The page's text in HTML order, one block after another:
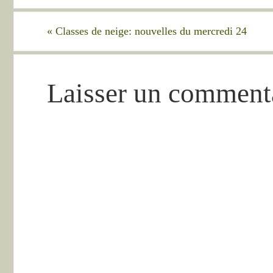
« Classes de neige: nouvelles du mercredi 24
Laisser un